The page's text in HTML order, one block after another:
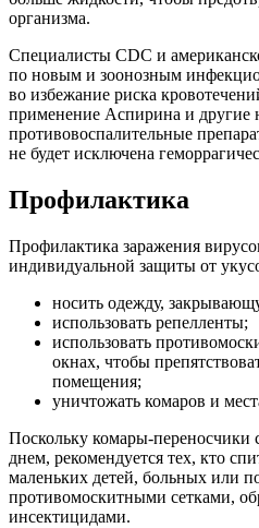
организма.
Специалисты CDC и
по новым и зоонозным
во избежание риска
применение Аспирина и другие
противовоспалительные
не будет исключена
Профилактика
Профилактика заражения
индивидуальной защиты от
носить одежду,
использовать репелленты;
использовать
окнах, чтобы
помещения;
уничтожать комаров и
Поскольку комары-переносчики
днем, рекомендуется тех, кто
маленьких детей, больных или
противомоскитными сетками,
инсектицидами.